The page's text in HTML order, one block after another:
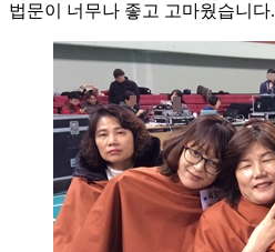
법문이 너무나 좋고 고마웠습니다.